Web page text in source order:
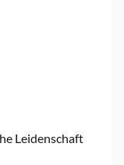
Leidenschaft